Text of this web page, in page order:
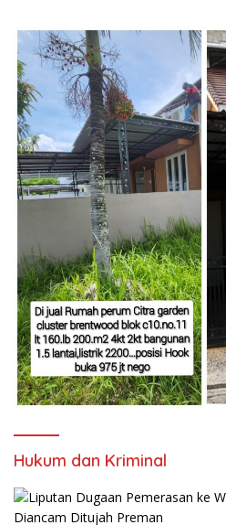
Hukum dan Kriminal